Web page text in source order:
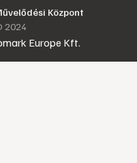
Központ
2024
Europe Kft.